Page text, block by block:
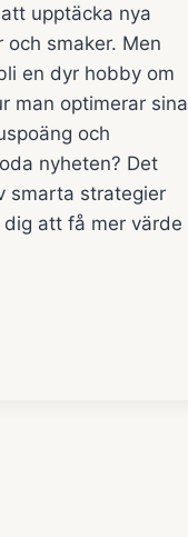
upptäcka nya
och smaker. Men
en dyr hobby om
man optimerar sina
och
nyheten? Det
smarta strategier
dig att få mer värde